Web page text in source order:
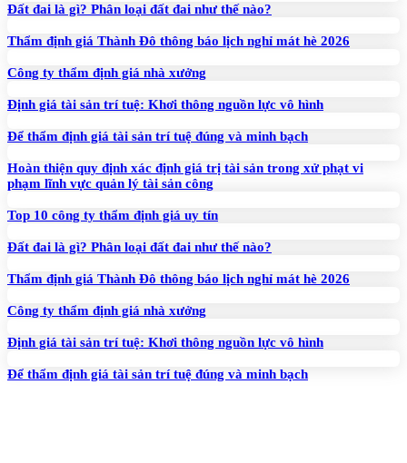
Đất đai là gì? Phân loại đất đai như thế nào?
Thẩm định giá Thành Đô thông báo lịch nghỉ mát hè 2026
Công ty thẩm định giá nhà xưởng
Định giá tài sản trí tuệ: Khơi thông nguồn lực vô hình
Để thẩm định giá tài sản trí tuệ đúng và minh bạch
Hoàn thiện quy định xác định giá trị tài sản trong xử phạt vi
phạm lĩnh vực quản lý tài sản công
Top 10 công ty thẩm định giá uy tín
Đất đai là gì? Phân loại đất đai như thế nào?
Thẩm định giá Thành Đô thông báo lịch nghỉ mát hè 2026
Công ty thẩm định giá nhà xưởng
Định giá tài sản trí tuệ: Khơi thông nguồn lực vô hình
Để thẩm định giá tài sản trí tuệ đúng và minh bạch